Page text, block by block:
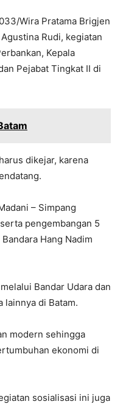
Wira Pratama Brigjen
Rudi, kegiatan
Kepala
Pejabat Tingkat II di
dikejar, karena
– Simpang
pengembangan 5
Hang Nadim
Bandar Udara dan
lainnya di Batam.
modern sehingga
ekonomi di
sosialisasi ini juga